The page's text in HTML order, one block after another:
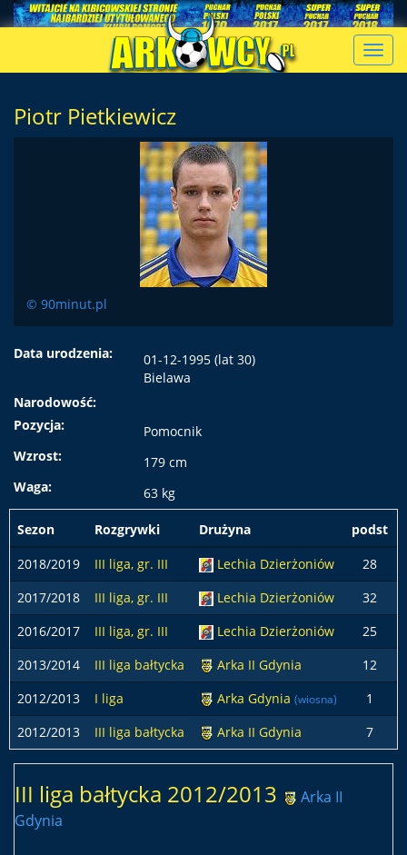
Piotr Pietkiewicz
© 90minut.pl
Data urodzenia:
01-12-1995 (lat 30)
Bielawa
Narodowość:
Pozycja:
Pomocnik
Wzrost:
179 cm
Waga:
63 kg
Sezon Rozgrywki Drużyna podst
2018/2019
III liga, gr. III Lechia Dzierżoniów
28
2017/2018
III liga, gr. III Lechia Dzierżoniów
32
2016/2017
III liga, gr. III Lechia Dzierżoniów
25
2013/2014
III liga bałtycka Arka II Gdynia
12
2012/2013
I liga Arka Gdynia (wiosna)
1
2012/2013
III liga bałtycka Arka II Gdynia 7
III liga bałtycka 2012/2013
Arka II
Gdynia